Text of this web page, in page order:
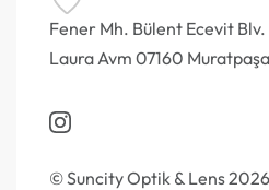
Fener Mh. Bülent Ecevit Blv.
Laura Avm 07160
© Suncity Optik & Lens